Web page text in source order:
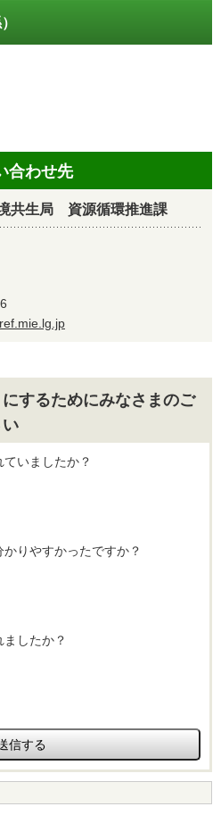
合わせ先
共生局 資源循環推進課
するためにみなさまのご
いましたか？
りやすかったですか？
したか？